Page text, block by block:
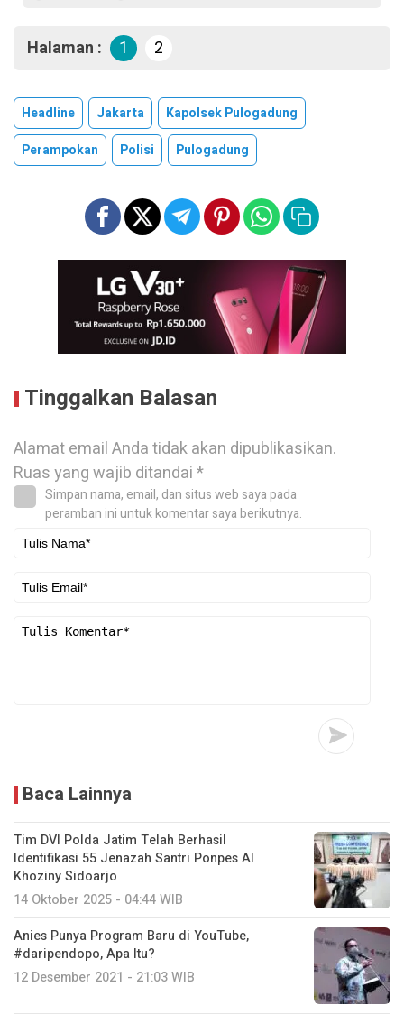
Halaman : 1 2
Headline Jakarta
Kapolsek Pulogadung
Perampokan
Polisi Pulogadung
Tinggalkan Balasan
Alamat email Anda tidak akan dipublikasikan.
Ruas yang wajib ditandai*
Simpan nama, email, dan situs web saya pada
peramban ini untuk komentar saya berikutnya.
Baca Lainnya
Tim DVI Polda Jatim Telah Berhasil
Identifikasi 55 Jenazah Santri Ponpes Al
Khoziny Sidoarjo
14 Oktober 2025 - 04:44 WIB
Anies Punya Program Baru di YouTube,
#daripendopo, Apa Itu?
12 Desember 2021 - 21:03 WIB